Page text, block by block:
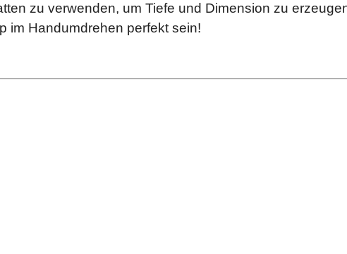
zu verwenden, um Tiefe und Dimension zu
im Handumdrehen perfekt sein!